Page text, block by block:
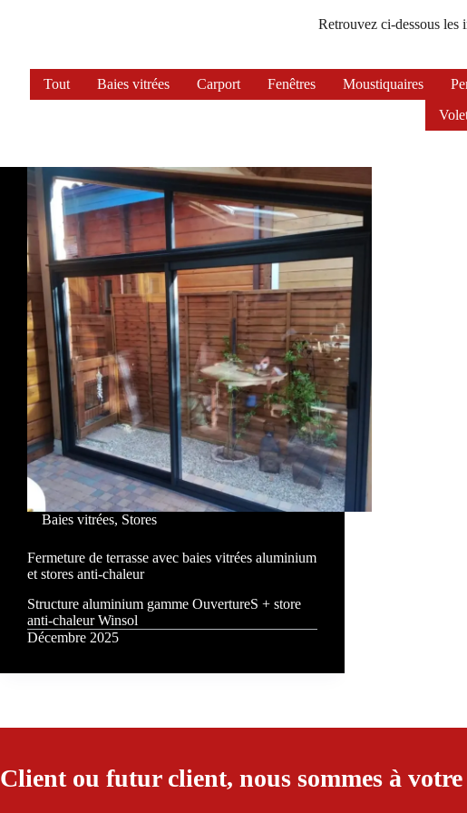
Retrouvez ci-dessous les
Tout Baies vitrées Carport Fenêtres Moustiquaires
Baies vitrées, Stores
Fermeture de terrasse avec baies vitrées aluminium
et stores anti-chaleur
Structure aluminium gamme OuvertureS + store
anti-chaleur Winsol
Décembre 2025
Client ou futur client, nous sommes à votre